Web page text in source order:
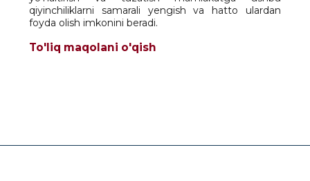
qiyinchiliklarni samarali yengish va hatto ulardan
foyda olish imkonini beradi.
To'liq maqolani o'qish